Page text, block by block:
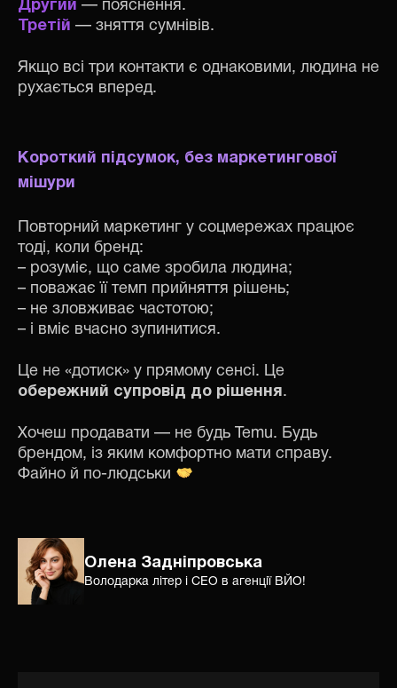
Другий — пояснення.
Третій — зняття сумнівів.
Якщо всі три контакти є однаковими, людина не
рухається вперед.
Короткий підсумок, без маркетингової
мішури
Повторний маркетинг у соцмережах працює
тоді, коли бренд:
– розуміє, що саме зробила людина;
– поважає її темп прийняття рішень;
– не зловживає частотою;
– і вміє вчасно зупинитися.
Це не «дотиск» у прямому сенсі. Це
обережний супровід до рішення.
Хочеш продавати — не будь Temu. Будь
брендом, із яким комфортно мати справу.
Файно й по-людськи
Олена Задніпровська
Володарка літер і СЕО в агенції ВЙО!